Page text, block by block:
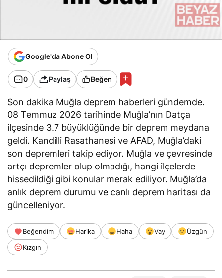
Google'da Abone Ol
0 Paylaş Beğen
Son dakika Muğla deprem haberleri gündemde.
08 Temmuz 2026 tarihinde Muğla’nın Datça
ilçesinde 3.7 büyüklüğünde bir deprem meydana
geldi. Kandilli Rasathanesi ve AFAD, Muğla’daki
son depremleri takip ediyor. Muğla ve çevresinde
artçı depremler olup olmadığı, hangi ilçelerde
hissedildiği gibi konular merak ediliyor. Muğla’da
anlık deprem durumu ve canlı deprem haritası da
güncelleniyor.
Beğendim Harika Haha Vay
Üzgün
Kızgın